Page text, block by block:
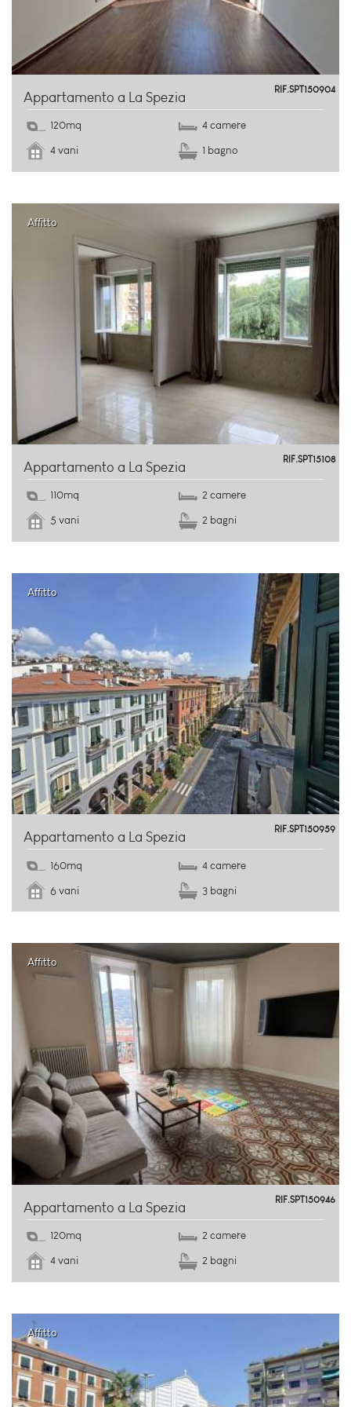
Appartamento a La Spezia RIF.SPT150904
centro storico
120mq
4 camere
4 vani
1 bagno
Affitto
Appartamento a La Spezia RIF.SPT15108
110mq
2 camere
5 vani
2 bagni
Affitto
Appartamento a La Spezia RIF.SPT150959
centro storico
160mq
4 camere
6 vani
3 bagni
Affitto
Appartamento a La Spezia RIF.SPT150946
centro storico
120mq
2 camere
4 vani
2 bagni
Affitto